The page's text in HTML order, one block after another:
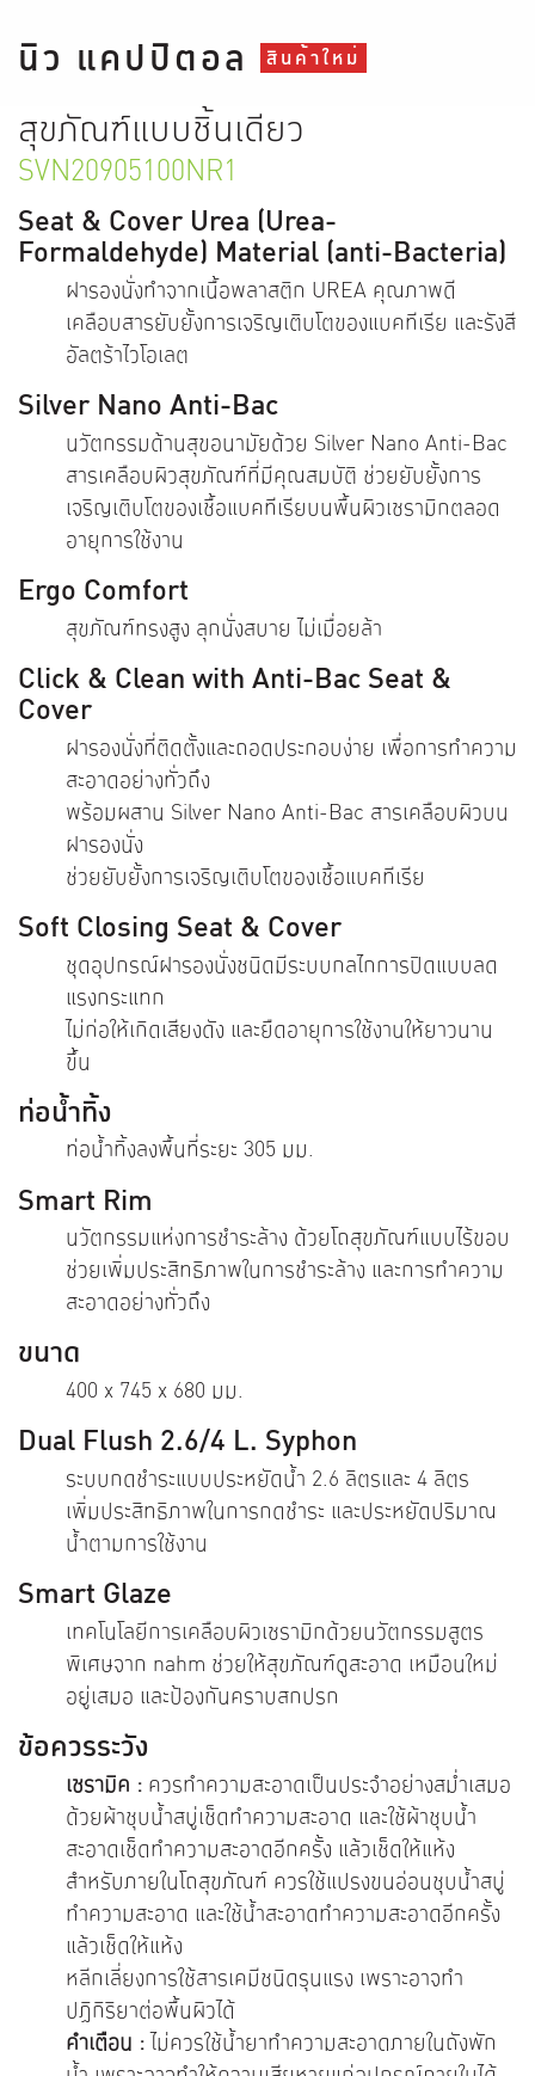
นิว แคปปิตอล สินค้าใหม่
สุขภัณฑ์แบบชิ้นเดียว
SVN20905100NR1
Seat & Cover Urea (Urea-
Formaldehyde) Material (anti-Bacteria)
ฝารองนั่งทำจากเนื้อพลาสติก UREA คุณภาพดี
เคลือบสารยับยั้งการเจริญเติบโตของแบคทีเรีย และรังสี
อัลตร้าไวโอเลต
Silver Nano Anti-Bac
นวัตกรรมด้านสุขอนามัยด้วย Silver Nano Anti-Bac
สารเคลือบผิวสุขภัณฑ์ที่มีคุณสมบัติ ช่วยยับยั้งการ
เจริญเติบโตของเชื้อแบคทีเรียบนพื้นผิวเซรามิกตลอด
อายุการใช้งาน
Ergo Comfort
สุขภัณฑ์ทรงสูง ลุกนั่งสบาย ไม่เมื่อยล้า
Click & Clean with Anti-Bac Seat &
Cover
ฝารองนั่งที่ติดตั้งและถอดประกอบง่าย เพื่อการทำความ
สะอาดอย่างทั่วถึง
พร้อมผสาน Silver Nano Anti-Bac สารเคลือบผิวบน
ฝารองนั่ง
ช่วยยับยั้งการเจริญเติบโตของเชื้อแบคทีเรีย
Soft Closing Seat & Cover
ชุดอุปกรณ์ฝารองนั่งชนิดมีระบบกลไกการปิดแบบลด
แรงกระแทก
ไม่ก่อให้เกิดเสียงดัง และยืดอายุการใช้งานให้ยาวนาน
ขึ้น
ท่อน้ำทิ้ง
ท่อน้ำทิ้งลงพื้นที่ระยะ 305 มม.
Smart Rim
นวัตกรรมแห่งการชำระล้าง ด้วยโถสุขภัณฑ์แบบไร้ขอบ
ช่วยเพิ่มประสิทธิภาพในการชำระล้าง และการทำความ
สะอาดอย่างทั่วถึง
ขนาด
400 x 745 x 680 มม.
Dual Flush 2.6/4 L. Syphon
ระบบกดชำระแบบประหยัดน้ำ 2.6 ลิตรและ 4 ลิตร
เพิ่มประสิทธิภาพในการกดชำระ และประหยัดปริมาณ
น้ำตามการใช้งาน
Smart Glaze
เทคโนโลยีการเคลือบผิวเซรามิกด้วยนวัตกรรมสูตร
พิเศษจาก nahm ช่วยให้สุขภัณฑ์ดูสะอาด เหมือนใหม่
อยู่เสมอ และป้องกันคราบสกปรก
ข้อควรระวัง
เซรามิค : ควรทำความสะอาดเป็นประจำอย่างสม่ำเสมอ
ด้วยผ้าชุบน้ำสบู่เช็ดทำความสะอาด และใช้ผ้าชุบน้ำ
สะอาดเช็ดทำความสะอาดอีกครั้ง แล้วเช็ดให้แห้ง
สำหรับภายในโถสุขภัณฑ์ ควรใช้แปรงขนอ่อนชุบน้ำสบู่
ทำความสะอาด และใช้น้ำสะอาดทำความสะอาดอีกครั้ง
แล้วเช็ดให้แห้ง
หลีกเลี่ยงการใช้สารเคมีชนิดรุนแรง เพราะอาจทำ
ปฏิกิริยาต่อพื้นผิวได้
คำเตือน :ไม่ควรใช้น้ำยาทำความสะอาดภายในถังพัก